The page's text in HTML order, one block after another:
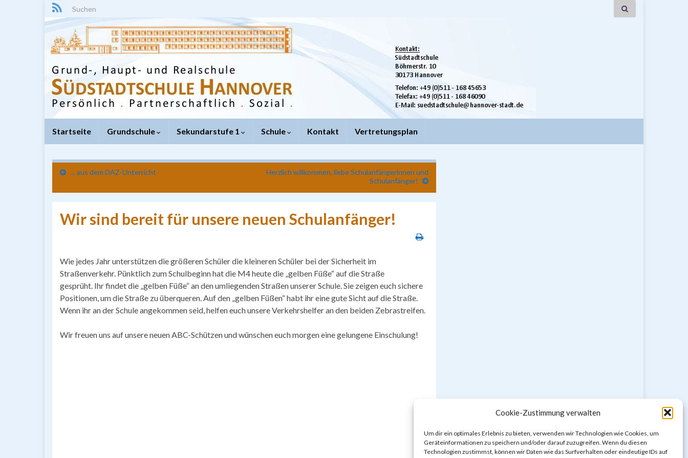
Cookie-Zustimmung verwalten
Um dir ein optimales Erlebnis zu bieten, verwenden wir Technologien wie Cookies, um
Geräteinformationen zu speichern und/oder darauf zuzugreifen. Wenn du diesen
Technologien zustimmst, können wir Daten wie das Surfverhalten oder eindeutige IDs auf
Search for:
Startseite Grundschule Sekundarstufe 1 Schule Kontakt Vertretungsplan
… aus dem DAZ-Unterricht
Herzlich willkommen, liebe Schulanfängerinnen und
Schulanfänger!
Wir sind bereit für unsere neuen Schulanfänger!
Wie jedes Jahr unterstützen die größeren Schüler die kleineren Schüler bei der Sicherheit im
Straßenverkehr. Pünktlich zum Schulbeginn hat die M4 heute die „gelben Füße“ auf die Straße
gesprüht. Ihr findet die „gelben Füße“ an den umliegenden Straßen unserer Schule. Sie zeigen euch sichere
Positionen, um die Straße zu überqueren. Auf den „gelben Füßen“ habt ihr eine gute Sicht auf die Straße.
Wenn ihr an der Schule angekommen seid, helfen euch unsere Verkehrshelfer an den beiden Zebrastreifen.
Wir freuen uns auf unsere neuen ABC-Schützen und wünschen euch morgen eine gelungene Einschulung!